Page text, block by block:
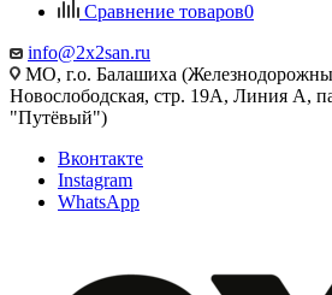
Сравнение товаров0
info@2x2san.ru
МО, г.о. Балашиха
Новослободская, стр. 19А, Линия А,
"Путёвый")
Вконтакте
Instagram
WhatsApp